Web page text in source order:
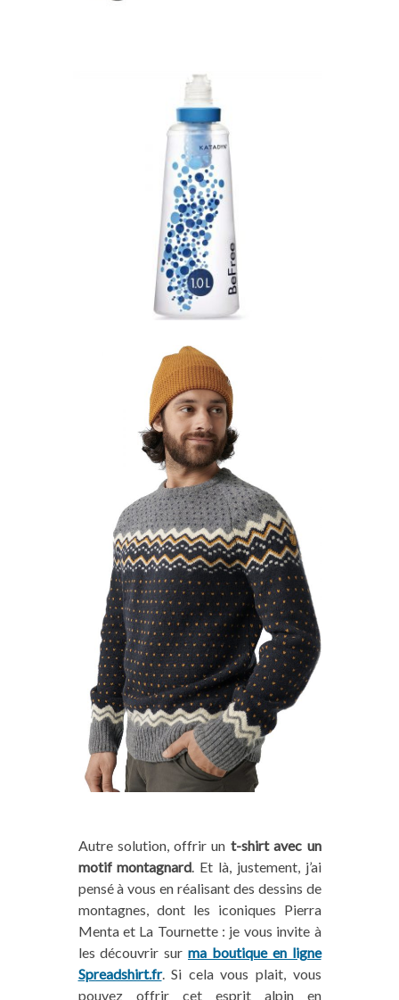
Autre solution, offrir un t-shirt avec un
motif montagnard . Et là, justement, j’ai
pensé à vous en réalisant des dessins de
montagnes, dont les iconiques Pierra
Menta et La Tournette : je vous invite à
les découvrir sur ma boutique en ligne
Spreadshirt.fr. Si cela vous plait, vous
pouvez offrir cet esprit alpin en